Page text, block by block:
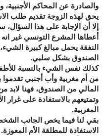
والصادرة عن المحاكم الأجنبية،
يحق لهذه الزوجة تقديم طلب
إلا أن الإجابة على هذا
أعطاها المشرع التونسي غير
النفقة يحمل مبالغ كبيرة
الصندوق بشكل سلبي.
كذلك نفس الشيء بالنسبة
من أم مغربية وأب أجنبي
المالي من الصندوق، فهنا لابد
وتمتيعهم بالاستفادة على غرار
المغربية.
الاستفادة للمطلقة الأم